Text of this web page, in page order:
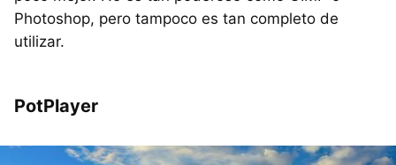
Photoshop, pero tampoco es tan completo de
utilizar.
PotPlayer